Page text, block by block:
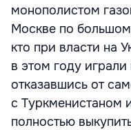
монополистом
Москве по
кто при власти на
в этом году
отказавшись от
с Туркменистаном
полностью